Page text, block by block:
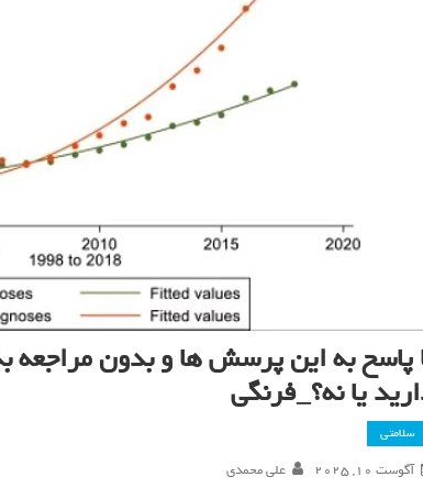
پاسخ به این پرسش ها و بدون
یا نه؟_فرنگی
سلامتی
آگوست 10, 2025 علی محمدی